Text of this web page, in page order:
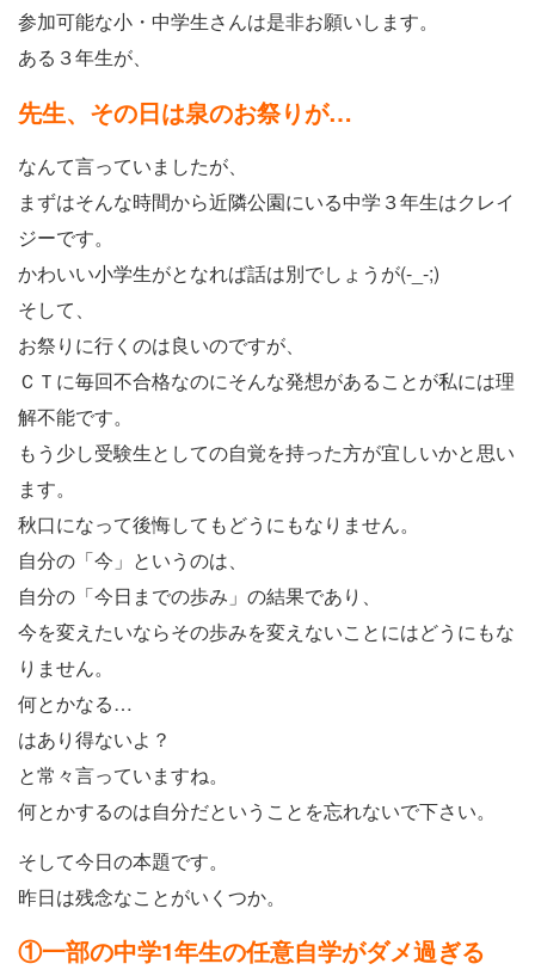
参加可能な小・中学生さんは是非お願いします。
ある３年生が、
先生、その日は泉のお祭りが…
なんて言っていましたが、
まずはそんな時間から近隣公園にいる中学３年生はクレイ
ジーです。
かわいい小学生がとなれば話は別でしょうが(-_-;)
そして、
お祭りに行くのは良いのですが、
ＣＴに毎回不合格なのにそんな発想があることが私には理
解不能です。
もう少し受験生としての自覚を持った方が宜しいかと思い
ます。
秋口になって後悔してもどうにもなりません。
自分の「今」というのは、
自分の「今日までの歩み」の結果であり、
今を変えたいならその歩みを変えないことにはどうにもな
りません。
何とかなる…
はあり得ないよ？
と常々言っていますね。
何とかするのは自分だということを忘れないで下さい。
そして今日の本題です。
昨日は残念なことがいくつか。
①一部の中学1年生の任意自学がダメ過ぎる